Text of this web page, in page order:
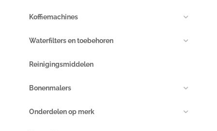
Koffiemachines
Waterfilters en toebehoren
Reinigingsmiddelen
Bonenmalers
Onderdelen op merk